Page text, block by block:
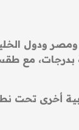
ودول
بدرجات، مع
أخرى تحت